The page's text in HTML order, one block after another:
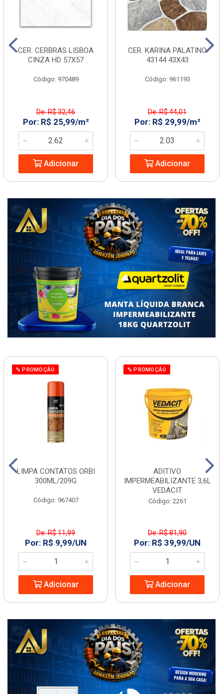
CER. CERBRAS LISBOA
CINZA HD 57X57
Código: 970489
De: R$ 32,46
Por: R$ 25,99/m²
Adicionar
CER. KARINA PALATINO
43144 43X43
Código: 961193
De: R$ 44,01
Por: R$ 29,99/m²
Adicionar
% PROMOÇÃO
LIMPA CONTATOS ORBI
300ML/209G
Código: 967407
De: R$ 11,99
Por: R$ 9,99/UN
Adicionar
% PROMOÇÃO
ADITIVO
IMPERMEABILIZANTE 3,6L
VEDACIT
Código: 2261
De: R$ 81,90
Por: R$ 39,99/UN
Adicionar